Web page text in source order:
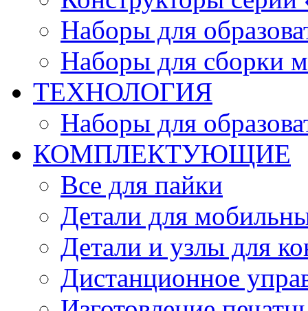
Наборы для
Наборы для сборки
ТЕХНОЛОГИЯ
Наборы для
КОМПЛЕКТУЮЩИЕ
Все для пайки
Детали для
Детали и узлы для
Дистанционное